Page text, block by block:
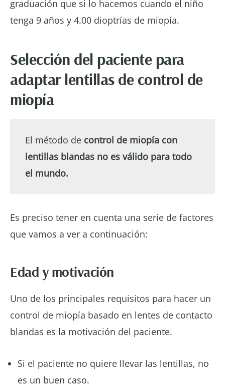
graduación que si lo hacemos cuando el niño
tenga 9 años y 4.00 dioptrías de miopía.
Selección del paciente para
adaptar lentillas de control de
miopía
El método de control de miopía con
lentillas blandas no es válido para todo
el mundo.
Es preciso tener en cuenta una serie de factores
que vamos a ver a continuación:
Edad y motivación
Uno de los principales requisitos para hacer un
control de miopía basado en lentes de contacto
blandas es la motivación del paciente.
Si el paciente no quiere llevar las lentillas, no
es un buen caso.